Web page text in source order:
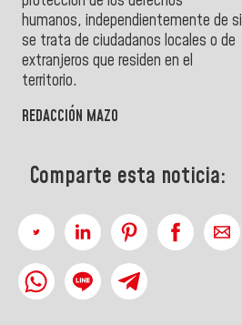
humanos, independientemente de si
se trata de ciudadanos locales o de
extranjeros que residen en el
territorio.
REDACCIÓN MAZO
Comparte esta noticia: